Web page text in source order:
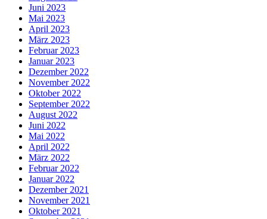
Juni 2023
Mai 2023
April 2023
März 2023
Februar 2023
Januar 2023
Dezember 2022
November 2022
Oktober 2022
September 2022
August 2022
Juni 2022
Mai 2022
April 2022
März 2022
Februar 2022
Januar 2022
Dezember 2021
November 2021
Oktober 2021